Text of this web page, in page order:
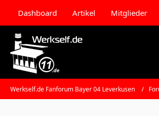
Dashboard Artikel Mitglieder
Werkself.de Fanforum Bayer 04 Leverkusen